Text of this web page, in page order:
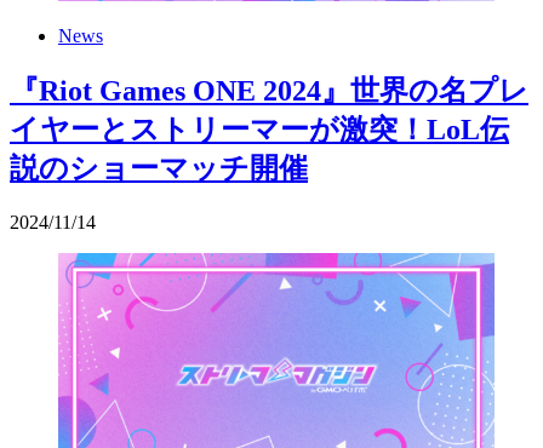
News
『Riot Games ONE 2024』世界の名プレ
イヤーとストリーマーが激突！LoL伝
説のショーマッチ開催
2024/11/14